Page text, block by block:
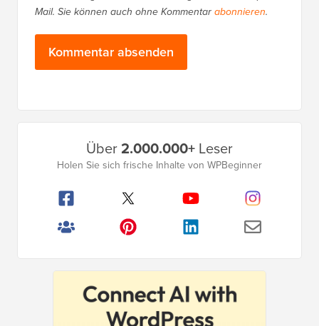
Mail. Sie können auch ohne Kommentarabonnieren.
Seitenleistenmenü
Über2.000.000+ Leser
Holen Sie sich frische Inhalte von WPBeginner